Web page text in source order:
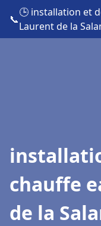
📞
🕒 installation et
Laurent de la
chauffe
de la